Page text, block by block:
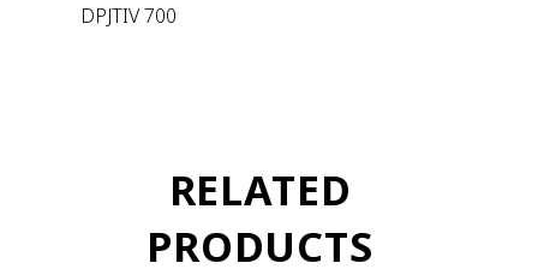
DPJTIV 700
RELATED
PRODUCTS